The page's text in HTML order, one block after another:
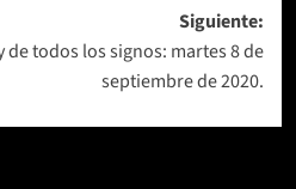
Siguiente:
de todos los signos: martes 8 de
septiembre de 2020.